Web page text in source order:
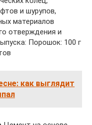
и шурупов,
материалов
отверждения и
Порошок: 100 г
как выглядит